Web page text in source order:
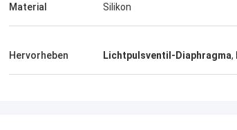
Linda.M
Seit der Zusammenarbeit mit Hongum im
Material Silikon
Hervorheben Lichtpulsventil-Diaphragma,